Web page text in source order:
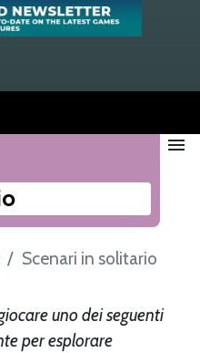
menu
Scenari in solitario
uno dei seguenti
per esplorare